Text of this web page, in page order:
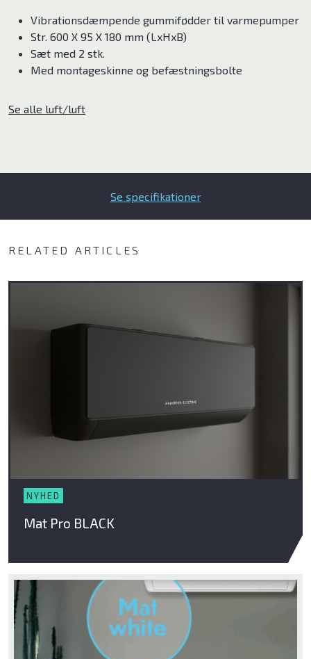
ELL
Andersen Electric
Blaupunkt
Kontakt
Varmepumpeguide
Vibrationsdæmpende gummifødder til varmepumper
Str. 600 X 95 X 180 mm (LxHxB)
Sæt med 2 stk.
Med montageskinne og befæstningsbolte
Se alle luft/luft
Se specifikationer
RELATED ARTICLES
NYHED
Mat Pro BLACK